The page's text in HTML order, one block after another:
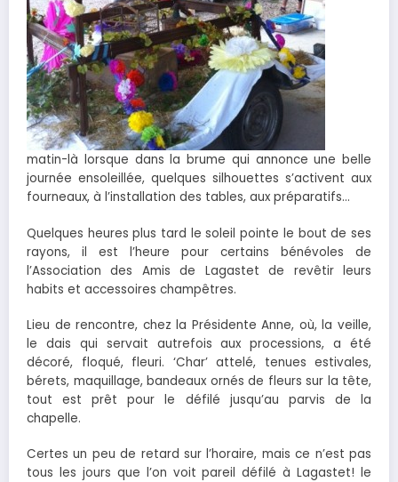
matin-là lorsque dans la brume qui annonce une belle
journée ensoleillée, quelques silhouettes s’activent aux
fourneaux, à l’installation des tables, aux préparatifs…
Quelques heures plus tard le soleil pointe le bout de ses
rayons, il est l’heure pour certains bénévoles de
l’Association des Amis de Lagastet de revêtir leurs
habits et accessoires champêtres.
Lieu de rencontre, chez la Présidente Anne, où, la veille,
le dais qui servait autrefois aux processions, a été
décoré, floqué, fleuri. ‘Char’ attelé, tenues estivales,
bérets, maquillage, bandeaux ornés de fleurs sur la tête,
tout est prêt pour le défilé jusqu’au parvis de la
chapelle.
Certes un peu de retard sur l’horaire, mais ce n’est pas
tous les jours que l’on voit pareil défilé à Lagastet! le